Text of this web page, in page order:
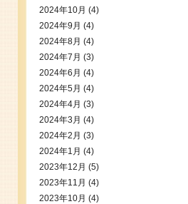
2024年10月 (4)
2024年9月 (4)
2024年8月 (4)
2024年7月 (3)
2024年6月 (4)
2024年5月 (4)
2024年4月 (3)
2024年3月 (4)
2024年2月 (3)
2024年1月 (4)
2023年12月 (5)
2023年11月 (4)
2023年10月 (4)